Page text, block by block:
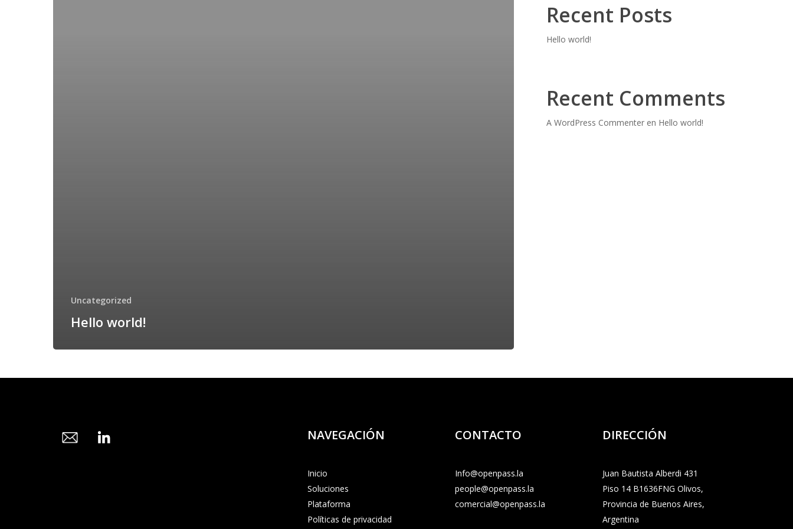
Uncategorized
Hello world!
Recent Posts
Hello world!
Recent Comments
A WordPress Commenteren Hello world!
NAVEGACIÓN
Inicio
Soluciones
Plataforma
Políticas de privacidad
CONTACTO
Info@openpass.la
people@openpass.la
comercial@openpass.la
DIRECCIÓN
Juan Bautista Alberdi 431
Piso 14 B1636FNG Olivos,
Provincia de Buenos Aires,
Argentina